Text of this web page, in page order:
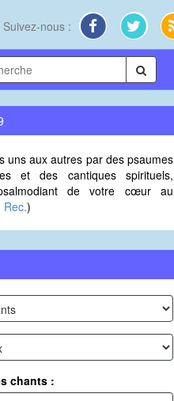
Suivez-nous :
uns aux autres par des psaumes
et des cantiques spirituels,
de votre cœur au
Rec.)
chants :